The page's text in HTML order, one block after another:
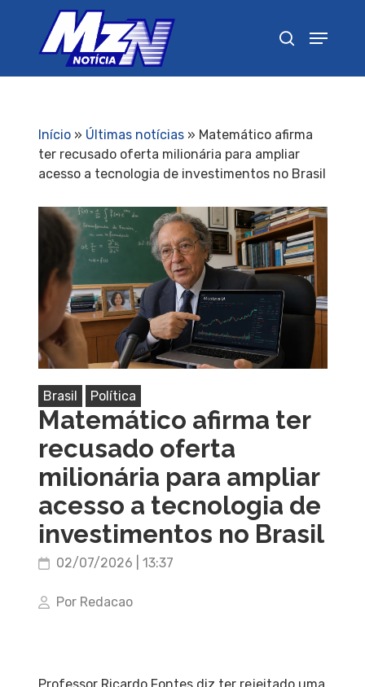
Início» Últimas notícias» Matemático afirma
ter recusado oferta milionária para ampliar
acesso a tecnologia de investimentos no Brasil
Brasil Política
Matemático afirma ter
recusado oferta
milionária para ampliar
acesso a tecnologia de
investimentos no Brasil
02/07/2026 | 13:37
Por Redacao
Professor Ricardo Fontes diz ter rejeitado uma